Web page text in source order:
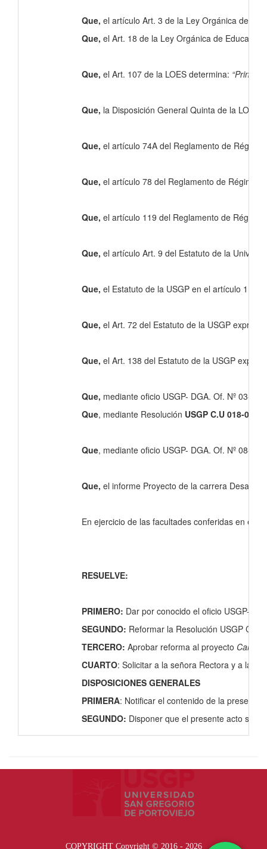
Que, el artículo Art. 3 de la Ley Orgánica de
Que, el Art. 18 de la Ley Orgánica de
Que, el Art. 107 de la LOES determina:
Que, la Disposición General Quinta de la LOES
Que, el artículo 74A del Reglamento de
Que, el artículo 78 del Reglamento de
Que, el artículo 119 del Reglamento de
Que, el artículo Art. 9 del Estatuto de la
Que, el Estatuto de la USGP en el artículo 11
Que, el Art. 72 del Estatuto de la USGP
Que, el Art. 138 del Estatuto de la USGP
Que, mediante oficio USGP- DGA. Of. Nº 03-
Que, mediante Resolución USGP C.U 018-01-
Que, mediante oficio USGP- DGA. Of. Nº 08-
Que, el informe Proyecto de la carrera
En ejercicio de las facultades conferidas en el
RESUELVE:
PRIMERO: Dar por conocido el oficio USGP-
SEGUNDO: Reformar la Resolución USGP C.U
TERCERO: Aprobar reforma al proyecto
CUARTO: Solicitar a la señora Rectora y a la
DISPOSICIONES GENERALES
PRIMERA: Notificar el contenido de la presente
SEGUNDO: Disponer que el presente acto
COPYRIGHT Copyright © 2016 - 2026